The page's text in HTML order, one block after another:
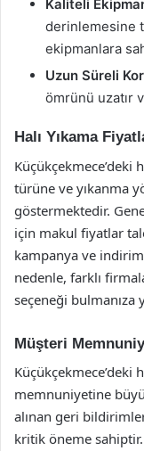
Kaliteli
derinlemesine
ekipmanlara
Uzun Süreli
ömrünü uzatır
Halı Yıkama
Küçükçekmece’deki
türüne ve yıkanma
göstermektedir.
için makul fiyatlar
kampanya ve
nedenle, farklı
seçeneği bulmanıza
Müşteri
Küçükçekmece’deki
memnuniyetine
alınan geri
kritik öneme